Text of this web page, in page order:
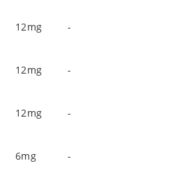
12mg -
12mg -
12mg -
6mg -